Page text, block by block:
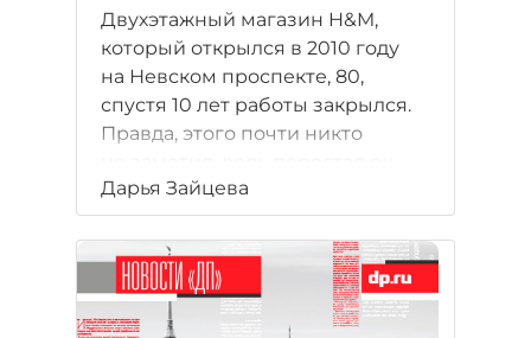
Двухэтажный магазин H&M,
который открылся в 2010 году
на Невском проспекте, 80,
спустя 10 лет работы закрылся.
Правда, этого почти никто
функционировать ещё в начале
октября. На самом деле такие
знаковые ротации формируют
определённую тенденцию —
арендаторы стали покидать
крупные помещения и больше
Дарья Зайцева